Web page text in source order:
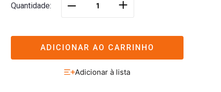
Quantidade ＋
ADICIONAR AO CARRINHO